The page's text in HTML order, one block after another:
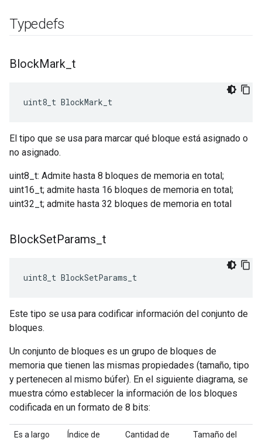
Typedefs
BlockMark t
uint8_t BlockMark_t
El tipo que se usa para marcar qué bloque está asignado o
no asignado.
uint8_t: Admite hasta 8 bloques de memoria en total;
uint16_t; admite hasta 16 bloques de memoria en total;
uint32_t; admite hasta 32 bloques de memoria en total
BlockSetParams t
uint8_t BlockSetParams_t
Este tipo se usa para codificar información del conjunto de
bloques.
Un conjunto de bloques es un grupo de bloques de
memoria que tienen las mismas propiedades (tamaño, tipo
y pertenecen al mismo búfer). En el siguiente diagrama, se
muestra cómo establecer la información de los bloques
codificada en un formato de 8 bits:
Es a largo
Índice de
Cantidad de
Tamaño del